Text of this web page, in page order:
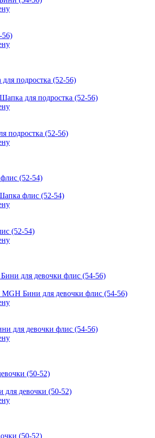
56)
для подростка (52-56)
подростка (52-56)
флис (52-54)
(52-54)
MGH Бини для девочки флис (54-56)
для девочки флис (54-56)
для девочки (50-52)
(50-52)